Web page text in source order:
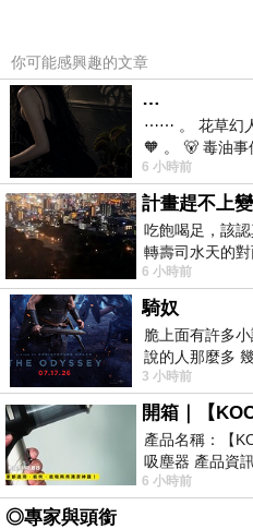
你可能感興趣的文章
…
⋯⋯ 。 花草幻
🧡 。 🐻 毒油事
前天購買了我之
6 小時前
吃飽喝足，該
轉壽司水天的
6 小時前
騎奴
脆上面有許多
說的人那麼多
了一個問題 她
3 小時前
產品名稱：【
吸塵器 產品資
線手持吸塵器評
6 小時前
◎專家與頭銜